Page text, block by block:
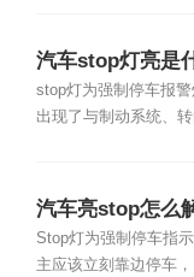
汽车stop灯亮是
stop灯为强制停车报
出现了与制动系统、
汽车亮stop怎么
Stop灯为强制停车指
主应该立刻靠边停车